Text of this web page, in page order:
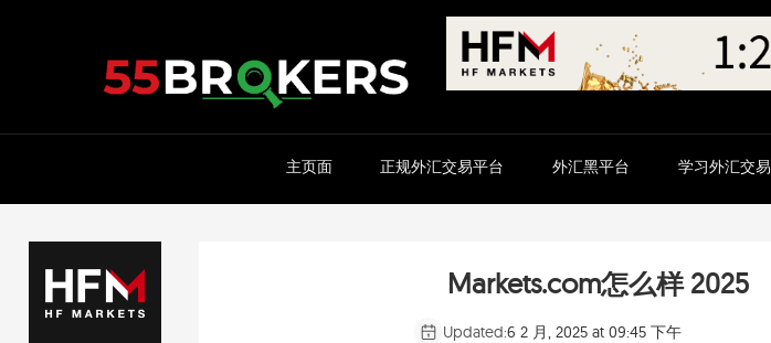
主页面 正规外汇交易平台 外汇黑平台 学习外汇交易
Markets.com怎么样 2025
Updated:6 2 月, 2025 at 09:45 下午